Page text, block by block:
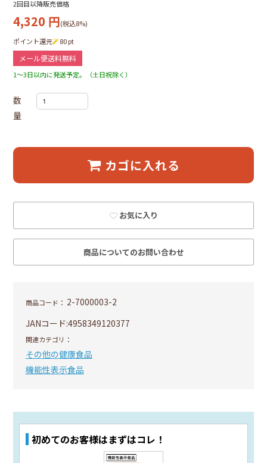
2回目以降販売価格
4,320 円(税込8%)
ポイント還元
80pt
メール便送料無料
1～3日以内に発送予定。（土日祝除く）
数
量
カゴに入れる
お気に入り
商品についてのお問い合わせ
商品コード： 2-7000003-2
JANコード:4958349120377
関連カテゴリ：
その他の健康食品
機能性表示食品
初めてのお客様はまずはコレ！